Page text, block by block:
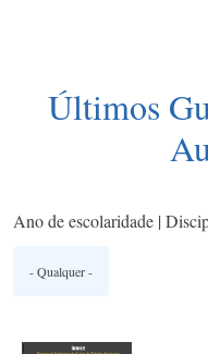
Últimos
Ano de escolaridade |